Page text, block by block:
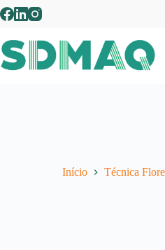
Pular
para
conteúdo
Início Técnica